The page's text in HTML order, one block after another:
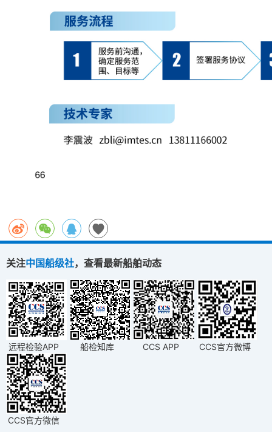
关注中国船级社，查看最新船舶动态
远程检验APP 船检知库 CCS APP CCS官方微博
CCS官方微信